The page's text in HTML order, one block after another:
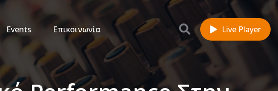
Events Επικοινωνία Live Player